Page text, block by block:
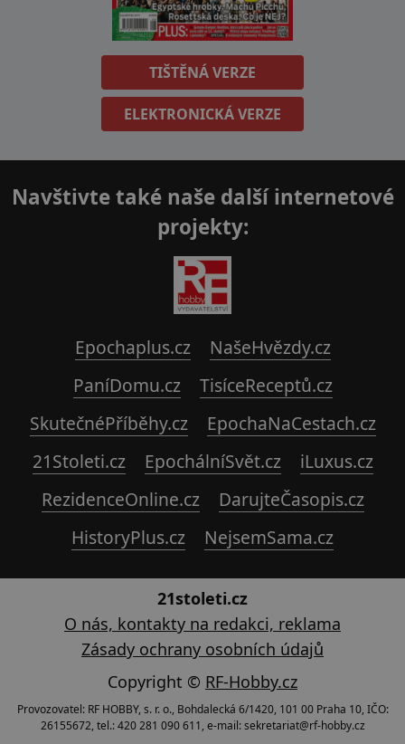
TIŠTĚNÁ VERZE
ELEKTRONICKÁ VERZE
Navštivte také naše další internetové
projekty:
Epochaplus.cz
NašeHvězdy.cz
PaníDomu.cz
TisíceReceptů.cz
SkutečnéPříběhy.cz
EpochaNaCestach.cz
21Stoleti.cz
EpochálníSvět.cz
iLuxus.cz
RezidenceOnline.cz
DarujteČasopis.cz
HistoryPlus.cz
NejsemSama.cz
21stoleti.cz
O nás, kontakty na redakci, reklama
Zásady ochrany osobních údajů
Copyright © RF-Hobby.cz
Provozovatel: RF HOBBY, s. r. o., Bohdalecká 6/1420, 101 00 Praha 10, IČO:
26155672, tel.: 420 281 090 611, e-mail: sekretariat@rf-hobby.cz